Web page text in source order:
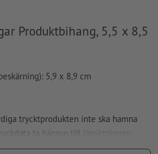
Produktbihang, 5,5 x 8,5
5,9 x 8,9 cm
trycktprodukten inte ska hamna
ta hänsyn till
läsriktningen